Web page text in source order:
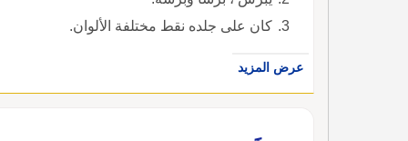
كان على جلده نقط مختلفة الألوان.
عرض المزيد